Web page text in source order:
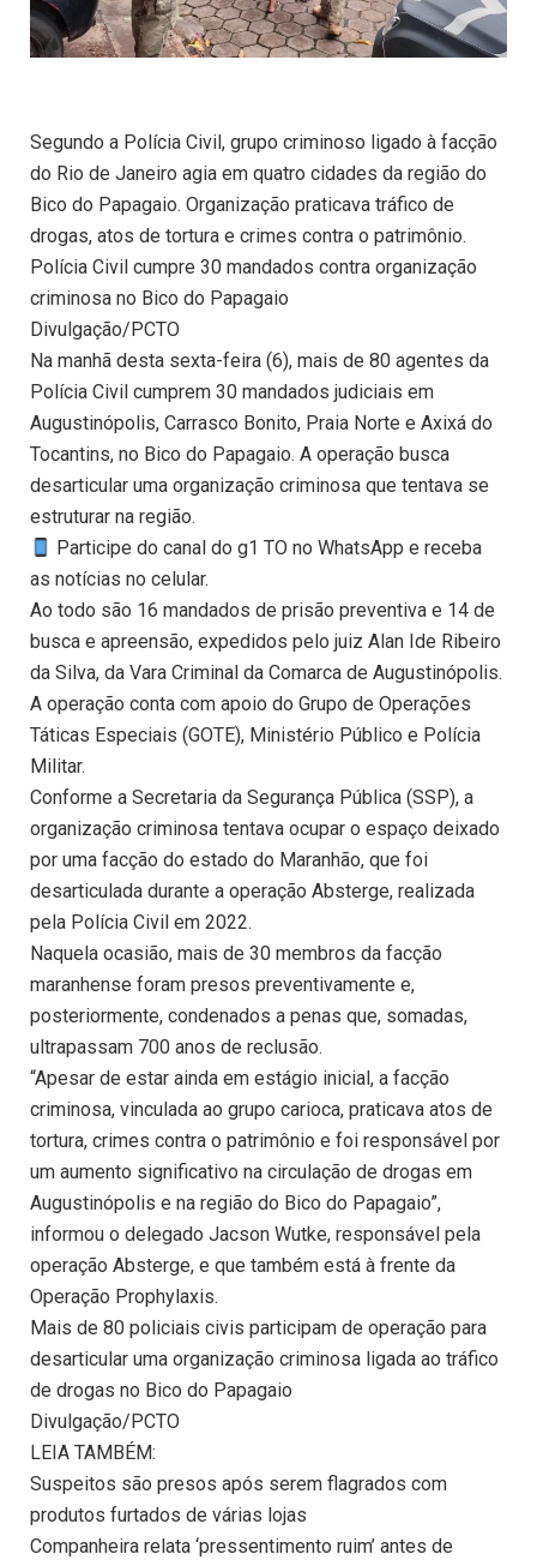
Segundo a Polícia Civil, grupo criminoso ligado à facção
do Rio de Janeiro agia em quatro cidades da região do
Bico do Papagaio. Organização praticava tráfico de
drogas, atos de tortura e crimes contra o patrimônio.
Polícia Civil cumpre 30 mandados contra organização
criminosa no Bico do Papagaio
Divulgação/PCTO
Na manhã desta sexta-feira (6), mais de 80 agentes da
Polícia Civil cumprem 30 mandados judiciais em
Augustinópolis, Carrasco Bonito, Praia Norte e Axixá do
Tocantins, no Bico do Papagaio. A operação busca
desarticular uma organização criminosa que tentava se
estruturar na região.
Participe do canal do g1 TO no WhatsApp e receba
as notícias no celular.
Ao todo são 16 mandados de prisão preventiva e 14 de
busca e apreensão, expedidos pelo juiz Alan Ide Ribeiro
da Silva, da Vara Criminal da Comarca de Augustinópolis.
A operação conta com apoio do Grupo de Operações
Táticas Especiais (GOTE), Ministério Público e Polícia
Militar.
Conforme a Secretaria da Segurança Pública (SSP), a
organização criminosa tentava ocupar o espaço deixado
por uma facção do estado do Maranhão, que foi
desarticulada durante a operação Absterge, realizada
pela Polícia Civil em 2022.
Naquela ocasião, mais de 30 membros da facção
maranhense foram presos preventivamente e,
posteriormente, condenados a penas que, somadas,
ultrapassam 700 anos de reclusão.
“Apesar de estar ainda em estágio inicial, a facção
criminosa, vinculada ao grupo carioca, praticava atos de
tortura, crimes contra o patrimônio e foi responsável por
um aumento significativo na circulação de drogas em
Augustinópolis e na região do Bico do Papagaio”,
informou o delegado Jacson Wutke, responsável pela
operação Absterge, e que também está à frente da
Operação Prophylaxis.
Mais de 80 policiais civis participam de operação para
desarticular uma organização criminosa ligada ao tráfico
de drogas no Bico do Papagaio
Divulgação/PCTO
LEIA TAMBÉM:
Suspeitos são presos após serem flagrados com
produtos furtados de várias lojas
Companheira relata ‘pressentimento ruim’ antes de